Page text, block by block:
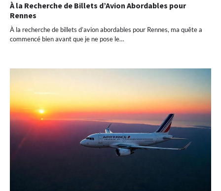
À la Recherche de Billets d’Avion Abordables pour
Rennes
À la recherche de billets d’avion abordables pour Rennes, ma quête a
commencé bien avant que je ne pose le…